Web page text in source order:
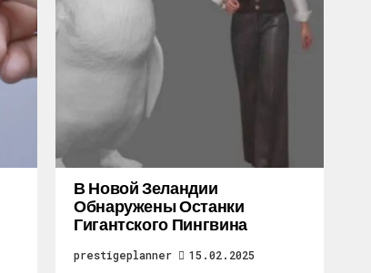
В Новой Зеландии
Обнаружены Останки
Гигантского Пингвина
prestigeplanner 15.02.2025